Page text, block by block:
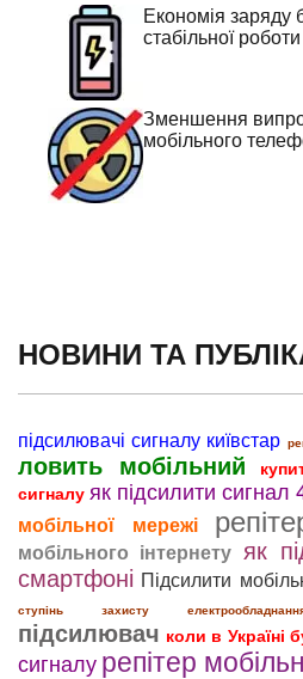
Економія заряду
стабільної
Зменшення
мобільного
НОВИНИ ТА
підсилювачі сигналу київстар
ловить мобільний
сигналу як підсилити сигнал
мобільної мережі
мобільного інтернету як
смартфоні Підсилити
ступінь захисту
підсилювач коли в Україні
сигналурепітер